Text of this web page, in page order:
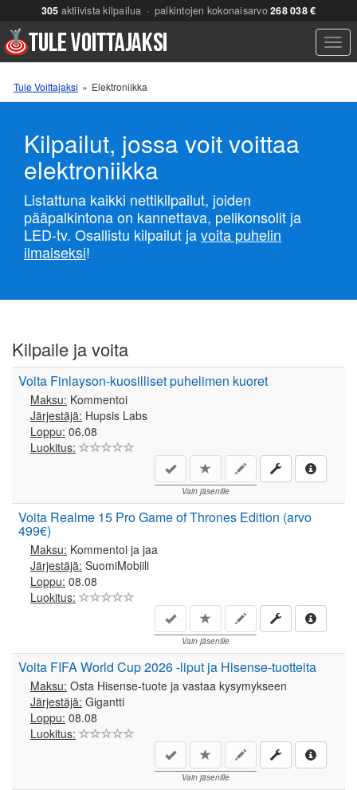
305 aktiivista kilpailua · palkintojen kokonaisarvo268 038 €
Tule Voittajaksi » Elektroniikka
Kilpailut, jossa voit voittaa
elektroniikka
Listattuna kaikki nettikilpailut, joiden
pääpalkintona on kannettava, pelikonsolit ja
LED-tv. Osallistu kilpailut javoita puhelin
ilmaiseksi!
Kilpaile ja voita
Voita Finlayson-kuosilliset puhelimen kuoret
Maksu: Kommentoi
Järjestäjä: Hupsis Labs
Loppu: 06.08
Luokitus:
Vain jäsenille
Voita Realme 15 Pro Game of Thrones Edition (arvo
499€)
Maksu: Kommentoi ja jaa
Järjestäjä: SuomiMobiili
Loppu: 08.08
Luokitus:
Vain jäsenille
Voita FIFA World Cup 2026 -liput ja Hisense-tuotteita
Maksu: Osta Hisense-tuote ja vastaa kysymykseen
Järjestäjä: Gigantti
Loppu: 08.08
Luokitus:
Vain jäsenille